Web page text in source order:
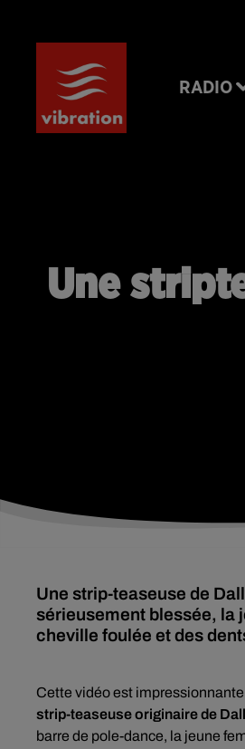
RADIO
Une
Une strip-teaseuse de
sérieusement blessée, la
cheville foulée et des
Cette vidéo est
strip-teaseuse originaire de
barre de pole-dance, la jeune